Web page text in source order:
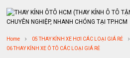
Home
05 THAY KÍNH XE HƠI CÁC LOẠI GIÁ RẺ
06 THAY KÍNH XE Ô TÔ CÁC LOẠI GIÁ RẺ